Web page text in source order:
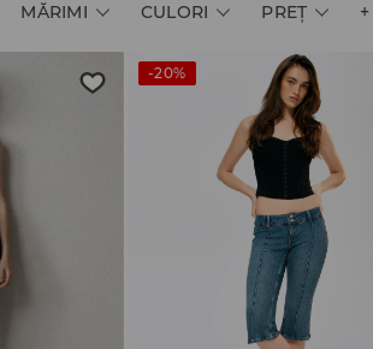
MĂRIMI CULORI PREŢ +
-20%